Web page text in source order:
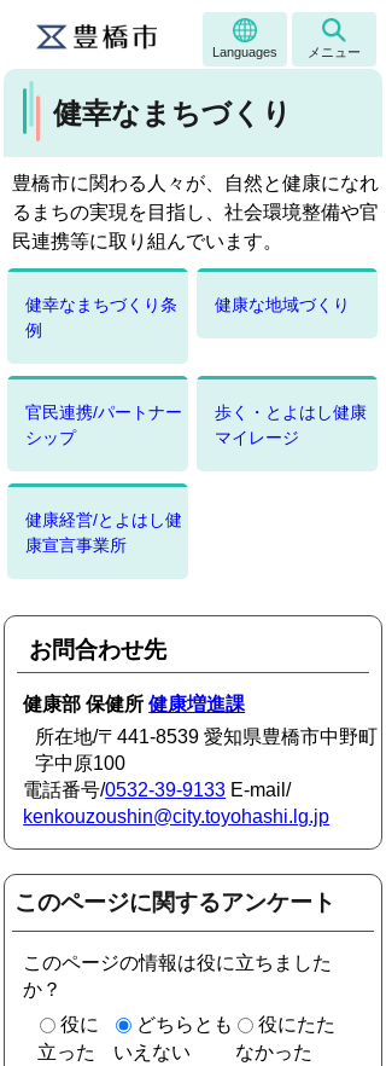
Languages メニュー
健幸なまちづくり
豊橋市に関わる人々が、自然と健康になれ
るまちの実現を目指し、社会環境整備や官
民連携等に取り組んでいます。
健幸なまちづくり条
例
健康な地域づくり
官民連携/パートナー
シップ
歩く・とよはし健康
マイレージ
健康経営/とよはし健
康宣言事業所
お問合わせ先
健康部 保健所健康増進課
所在地/〒441-8539 愛知県豊橋市中野町
字中原100
電話番号/0532-39-9133 E-mail/
kenkouzoushin@city.toyohashi.lg.jp
このページに関するアンケート
このページの情報は役に立ちました
か？
役に
立った
どちらとも
いえない
役にたた
なかった